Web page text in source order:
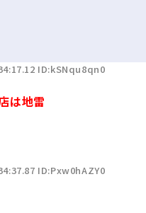
ID:kSNqu8qn0
は地雷
ID:Pxw0hAZY0